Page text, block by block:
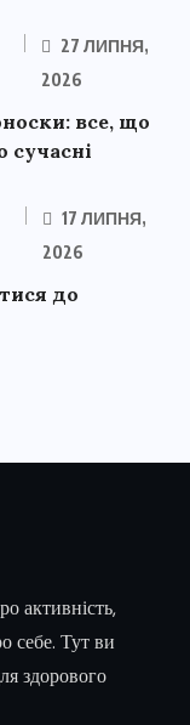
27 ЛИПНЯ,
2026
все, що
сучасні
17 ЛИПНЯ,
2026
до
активність,
себе. Тут ви
здорового